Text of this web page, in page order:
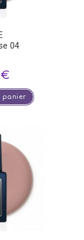
04
€
panier